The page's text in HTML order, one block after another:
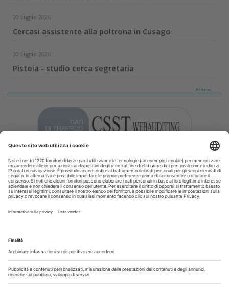
30 Luglio 2026
Cercasi assistente alla poltrona in Cusago
30 Luglio 2026
Pistoia - studio cerca segretaria
Altro...
Guarda i nostri video
Odontoiatria33